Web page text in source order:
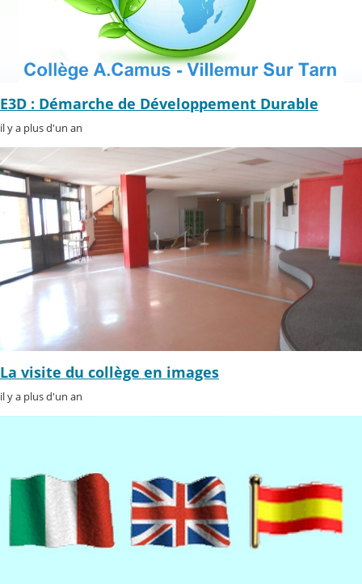
E3D : Démarche de Développement Durable
il y a plus d'un an
La visite du collège en images
il y a plus d'un an